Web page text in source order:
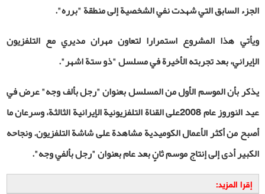
الجزء السابق التي شهدت نفي الشخصية إلى منطقة "برره".
ويأتي هذا المشروع استمرارا لتعاون مهران مديري مع التلفزيون
الإيراني، بعد تجربته الأخيرة في مسلسل "ذو ستة اشهر".
يذكر بأن الموسم الأول من المسلسل بعنوان"رجل بألف وجه" عرض في
عيد النوروز عام 2008على القناة التلفزيونية الإيرانية الثالثة، وسرعان ما
أصبح من أكثر الأعمال الكوميدية مشاهدة على شاشة التلفزيون. ونجاحه
الكبير أدى إلى إنتاج موسم ثانٍ بعد عام بعنوان"رجل بألفي وجه".
إقرا المزيد: